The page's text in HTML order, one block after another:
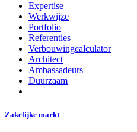
Expertise
Werkwijze
Portfolio
Referenties
Verbouwingcalculator
Architect
Ambassadeurs
Duurzaam
Zakelijke markt